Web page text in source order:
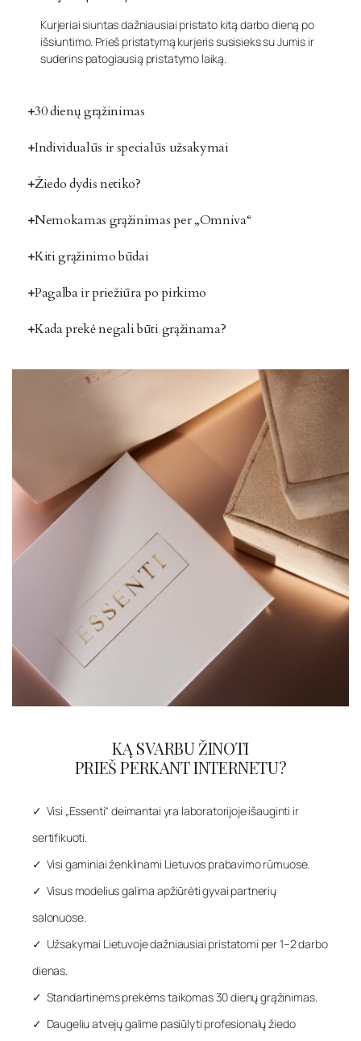
Kurjeriai siuntas dažniausiai pristato kitą darbo dieną po
išsiuntimo. Prieš pristatymą kurjeris susisieks su Jumis ir
suderins patogiausią pristatymo laiką.
30 dienų grąžinimas
Individualūs ir specialūs užsakymai
Žiedo dydis netiko?
Nemokamas grąžinimas per „Omniva“
Kiti grąžinimo būdai
Pagalba ir priežiūra po pirkimo
Kada prekė negali būti grąžinama?
KĄ SVARBU ŽINOTI
PRIEŠ PERKANT INTERNETU?
✓ Visi „Essenti“ deimantai yra laboratorijoje išauginti ir
sertifikuoti.
✓ Visi gaminiai ženklinami Lietuvos prabavimo rūmuose.
✓ Visus modelius galima apžiūrėti gyvai partnerių
salonuose.
✓ Užsakymai Lietuvoje dažniausiai pristatomi per 1–2 darbo
dienas.
✓ Standartinėms prekėms taikomas 30 dienų grąžinimas.
✓ Daugeliu atvejų galime pasiūlyti profesionalų žiedo